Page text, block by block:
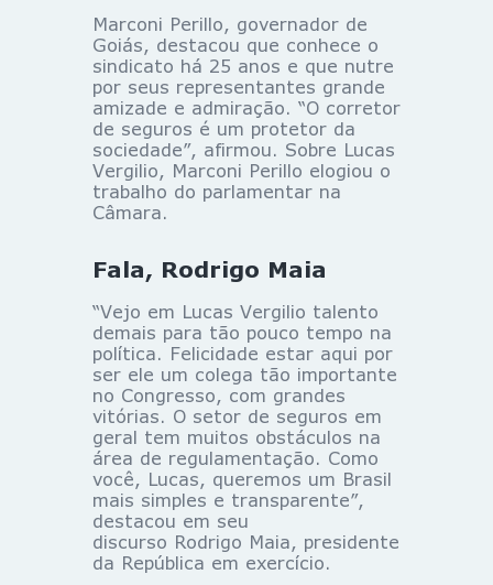
Marconi Perillo, governador de
Goiás, destacou que conhece o
sindicato há 25 anos e que nutre
por seus representantes grande
amizade e admiração. “O corretor
de seguros é um protetor da
sociedade”, afirmou. Sobre Lucas
Vergilio, Marconi Perillo elogiou o
trabalho do parlamentar na
Câmara.
Fala, Rodrigo Maia
“Vejo em Lucas Vergilio talento
demais para tão pouco tempo na
política. Felicidade estar aqui por
ser ele um colega tão importante
no Congresso, com grandes
vitórias. O setor de seguros em
geral tem muitos obstáculos na
área de regulamentação. Como
você, Lucas, queremos um Brasil
mais simples e transparente”,
destacou em seu
discurso Rodrigo Maia, presidente
da República em exercício.